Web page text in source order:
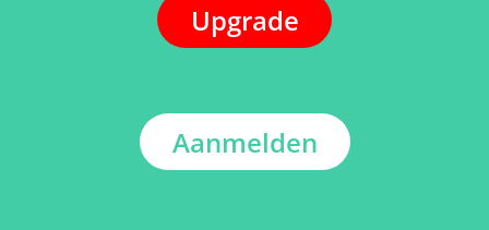
Upgrade
Aanmelden